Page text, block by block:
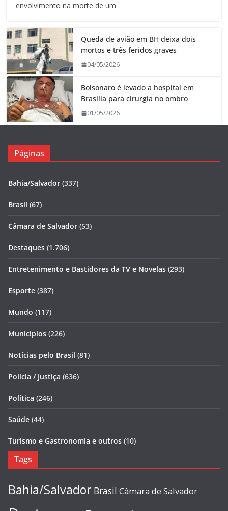
envolvimento na morte de um
Queda de avião em BH deixa dois
mortos e três feridos graves
04/05/2026
Bolsonaro é levado a hospital em
Brasília para cirurgia no ombro
01/05/2026
Páginas
Bahia/Salvador (337)
Brasil (67)
Câmara de Salvador (53)
Destaques (1.706)
Entretenimento e Bastidores da TV e Novelas (293)
Esporte (387)
Mundo (117)
Municípios (226)
Notícias pelo Brasil (81)
Policia / Justiça (636)
Política (246)
Saúde (44)
Turismo e Gastronomia e outros (10)
Tags
Bahia/Salvador Brasil Câmara de Salvador